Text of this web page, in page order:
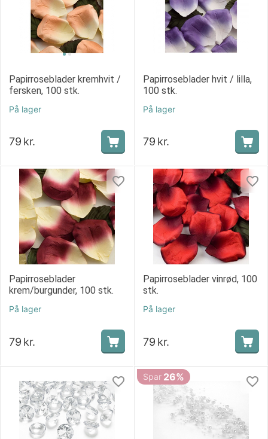
Papirroseblader kremhvit /
fersken, 100 stk.
På lager
79 kr.
Papirroseblader hvit / lilla,
100 stk.
På lager
79 kr.
Papirroseblader
krem/burgunder, 100 stk.
På lager
79 kr.
Papirroseblader vinrød, 100
stk.
På lager
79 kr.
Spar 26%